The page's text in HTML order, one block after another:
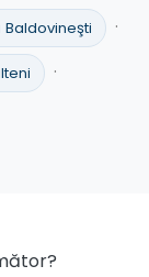
·
·